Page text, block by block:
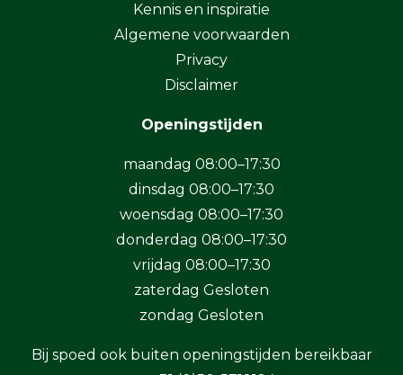
Kennis en inspiratie
Algemene voorwaarden
Privacy
Disclaimer
Openingstijden
maandag 08:00–17:30
dinsdag 08:00–17:30
woensdag 08:00–17:30
donderdag 08:00–17:30
vrijdag 08:00–17:30
zaterdag Gesloten
zondag Gesloten
Bij spoed ook buiten openingstijden bereikbaar